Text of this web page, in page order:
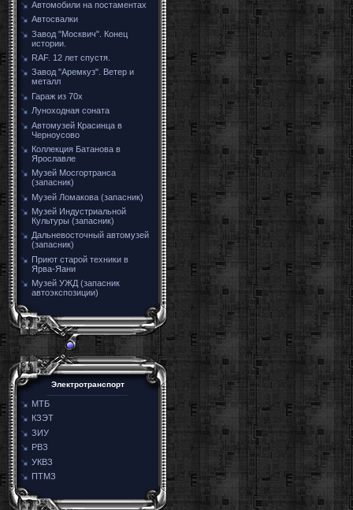
Автомобили на постаментах
Автосвалки
Завод "Москвич". Конец
истории.
RAF. 12 лет спустя.
Завод "Аремкуз". Ветер и
металл
Гараж из 70х
Луноходная соната
Автомузей Красинца в
Черноусово
Коллекция Батанова в
Ярославле
Музей Мосгортранса
(запасник)
Музей Ломакова (запасник)
Музей Индустриальной
Культуры (запасник)
Дальневосточный автомузей
(запасник)
Приют старой техники в
Ярва-Яани
Музей УЖД (запасник
автоэкспозиции)
Электротранспорт
МТБ
КЗЭТ
ЗИУ
РВЗ
УКВЗ
ПТМЗ